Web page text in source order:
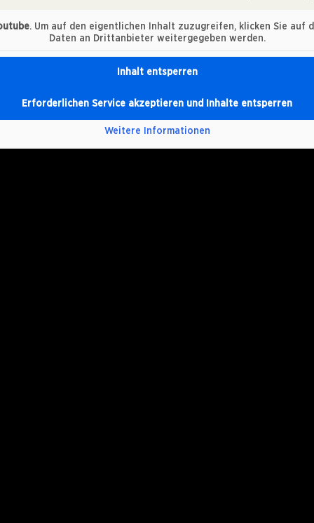
. Um auf den eigentlichen Inhalt zuzugreifen, klicken Sie auf
Daten an Drittanbieter weitergegeben werden.
Inhalt entsperren
Erforderlichen Service akzeptieren und Inhalte entsperren
Weitere Informationen